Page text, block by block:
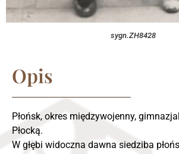
sygn.ZH8428
Opis
Płońsk, okres międzywojenny,
Płocką.
W głębi widoczna dawna siedziba